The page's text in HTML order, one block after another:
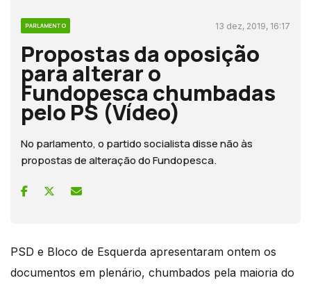
PARLAMENTO 13 dez, 2019, 16:17
Propostas da oposição
para alterar o
Fundopesca chumbadas
pelo PS (Vídeo)
No parlamento, o partido socialista disse não às
propostas de alteração do Fundopesca.
PSD e Bloco de Esquerda apresentaram ontem os
documentos em plenário, chumbados pela maioria do